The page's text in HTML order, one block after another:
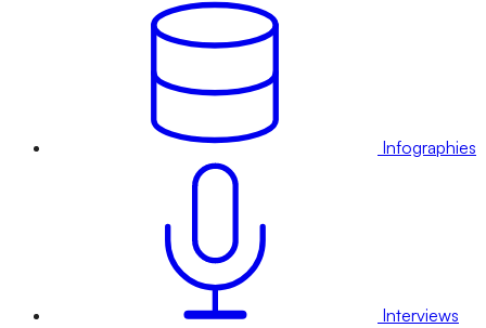
Infographies
Interviews